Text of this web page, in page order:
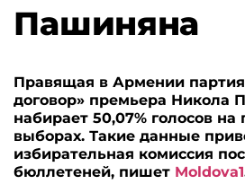
Пашиняна
Правящая в Армении
договор» премьера Никола
набирает 50,07% голосов на
выборах. Такие данные
избирательная комиссия
бюллетеней, пишет Moldova1